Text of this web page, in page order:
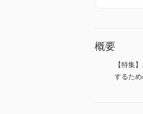
概要
【特集
するた